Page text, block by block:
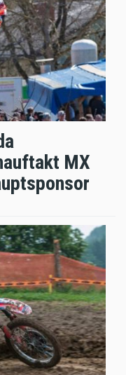
MX